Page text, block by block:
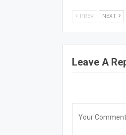
PREV NEXT
Leave A